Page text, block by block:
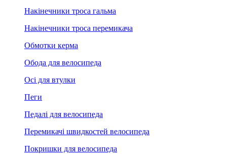
Накінечники троса гальма
Накінечники троса перемикача
Обмотки керма
Обода для велосипеда
Осі для втулки
Пеги
Педалі для велосипеда
Перемикачі швидкостей велосипеда
Покришки для велосипеда